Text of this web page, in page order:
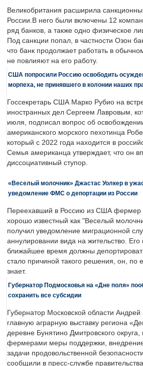
Великобритания расширила
России.В него были включены 12
ряд банков, а также одно физическое
Под санкции попал, в частности Озон
что банк продолжает работать в
не повлияют на его работу.
США попросили Россию освободить
морпеха, не принявшего в колонии наших
Госсекретарь США Марко Рубио на
иностранных дел Сергеем Лавровым,
июля, подписал вопрос об
американского морского пехотинца
который с 2022 года находится в
Семья американца утверждает, что он
диссоциативный ступор.
«Веселый молочник» Джастас Уолкер в
уведомление ФМС о депортации из России
Переехавший в Россию из США фермер
хорошо известный как "Веселый
получил уведомление миграционной
аннулировании вида на жительство. Его
ближайшее время должны
стало причиной такого решения, он, по
знает.
Губернатор Подмосковья на «Дне поля»
сохранить все субсидии
Губернатор Московской области
главную аграрную выставку региона
деревне Бунятино Дмитровского округа,
фермерами меры поддержки, внедрение
задачи продовольственной
сообщили в пресс-службе